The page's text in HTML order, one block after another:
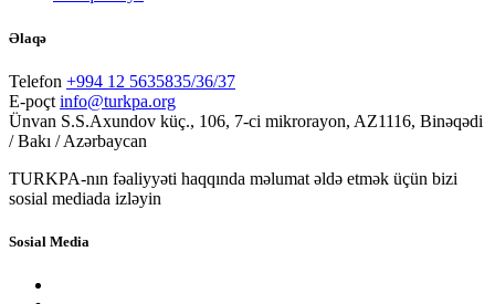
Əlaqə
Telefon +994 12 5635835/36/37
E-poçt info@turkpa.org
Ünvan S.S.Axundov küç., 106, 7-ci mikrorayon, AZ1116, Binəqədi
/ Bakı / Azərbaycan
TURKPA-nın fəaliyyəti haqqında məlumat əldə etmək üçün bizi
sosial mediada izləyin
Sosial Media